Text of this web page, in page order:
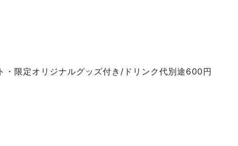
・限定オリジナルグッズ付き/ドリンク代別途600円